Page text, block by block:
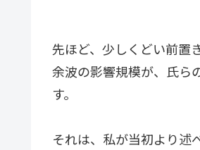
先ほど、少しくどい前置
余波の影響規模が、氏ら
す。
それは、私が当初より述